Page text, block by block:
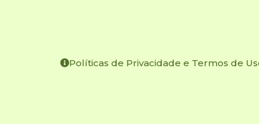
Políticas de Privacidade e Termos de